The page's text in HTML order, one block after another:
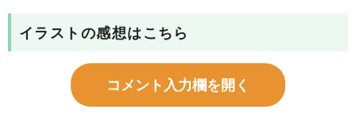
イラストの感想はこちら
コメント入力欄を開く